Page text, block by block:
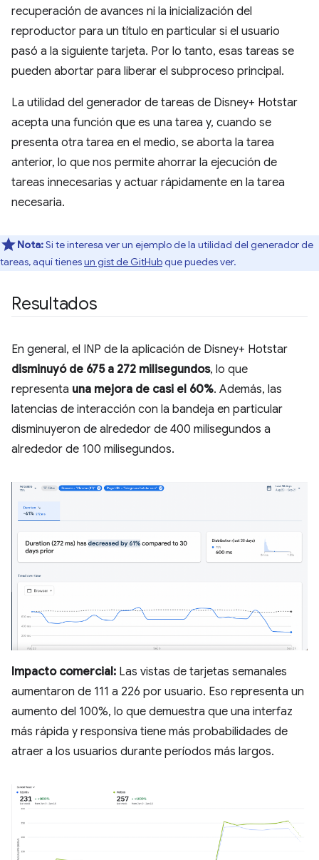
recuperación de avances ni la inicialización del
reproductor para un título en particular si el usuario
pasó a la siguiente tarjeta. Por lo tanto, esas tareas se
pueden abortar para liberar el subproceso principal.
La utilidad del generador de tareas de Disney+ Hotstar
acepta una función que es una tarea y, cuando se
presenta otra tarea en el medio, se aborta la tarea
anterior, lo que nos permite ahorrar la ejecución de
tareas innecesarias y actuar rápidamente en la tarea
necesaria.
Nota:Si te interesa ver un ejemplo de la utilidad del generador de
tareas, aquí tienesun gist de GitHubque puedes ver.
Resultados
En general, el INP de la aplicación de Disney+ Hotstar
disminuyó de 675 a 272 milisegundos, lo que
representa una mejora de casi el 60%. Además, las
latencias de interacción con la bandeja en particular
disminuyeron de alrededor de 400 milisegundos a
alrededor de 100 milisegundos.
Impacto comercial: Las vistas de tarjetas semanales
aumentaron de 111 a 226 por usuario. Eso representa un
aumento del 100%, lo que demuestra que una interfaz
más rápida y responsiva tiene más probabilidades de
atraer a los usuarios durante períodos más largos.